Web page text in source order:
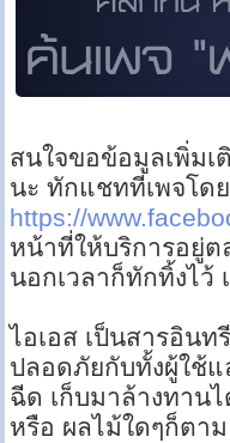
สนใจขอข้อมูลเพิ่ม
นะ ทักแชทที่เพจโดย
https://
หน้าที่ให้บริการอยู่ต
นอกเวลาก็ทักทิ้งไว้
ไอเอส เป็นสารอินท
ปลอดภัยกับทั้งผู้ใช้แ
ฉีด เก็บมาล้างทาน
หรือ ผลไม้ใดๆก็ตาม